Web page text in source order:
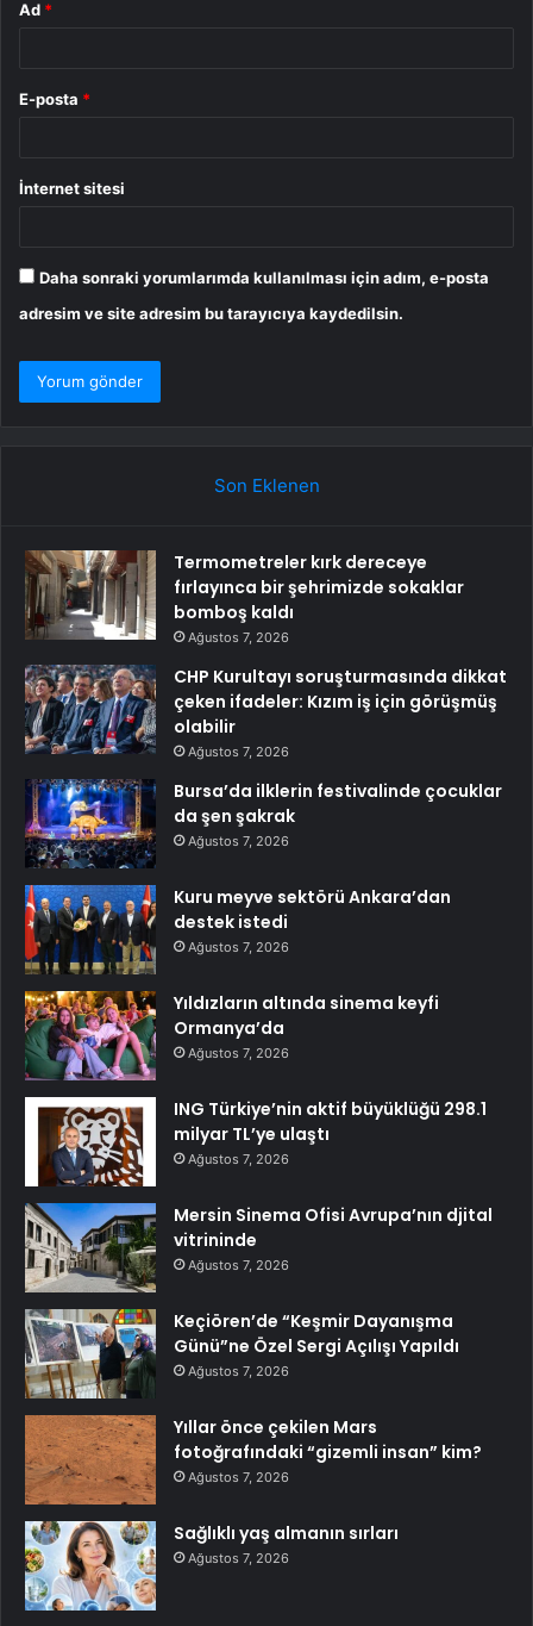
Ad *
E-posta *
İnternet sitesi
Daha sonraki yorumlarımda kullanılması için adım, e-posta
adresim ve site adresim bu tarayıcıya kaydedilsin.
Son Eklenen
Termometreler kırk dereceye
fırlayınca bir şehrimizde sokaklar
bomboş kaldı
Ağustos 7, 2026
CHP Kurultayı soruşturmasında dikkat
çeken ifadeler: Kızım iş için görüşmüş
olabilir
Ağustos 7, 2026
Bursa’da ilklerin festivalinde çocuklar
da şen şakrak
Ağustos 7, 2026
Kuru meyve sektörü Ankara’dan
destek istedi
Ağustos 7, 2026
Yıldızların altında sinema keyfi
Ormanya’da
Ağustos 7, 2026
ING Türkiye’nin aktif büyüklüğü 298.1
milyar TL’ye ulaştı
Ağustos 7, 2026
Mersin Sinema Ofisi Avrupa’nın djital
vitrininde
Ağustos 7, 2026
Keçiören’de “Keşmir Dayanışma
Günü”ne Özel Sergi Açılışı Yapıldı
Ağustos 7, 2026
Yıllar önce çekilen Mars
fotoğrafındaki “gizemli insan” kim?
Ağustos 7, 2026
Sağlıklı yaş almanın sırları
Ağustos 7, 2026